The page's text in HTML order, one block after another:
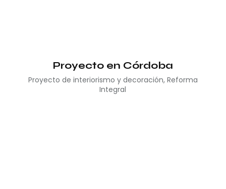
Proyecto en Córdoba
Proyecto de interiorismo y decoración, Reforma
Integral